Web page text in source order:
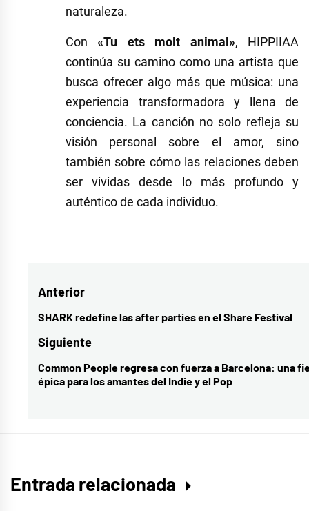
naturaleza.
Con«Tu ets molt animal», HIPPIIAA
continúa su camino como una artista que
busca ofrecer algo más que música: una
experiencia transformadora y llena de
conciencia. La canción no solo refleja su
visión personal sobre el amor, sino
también sobre cómo las relaciones deben
ser vividas desde lo más profundo y
auténtico de cada individuo.
Navegación
de
entradas
Anterior
Entrada
anterior:
SHARK redefine las after parties en el Share Festival
Siguiente
Entrada
siguiente:
Common People regresa con fuerza a Barcelona: una
épica para los amantes del Indie y el Pop
Entrada relacionada